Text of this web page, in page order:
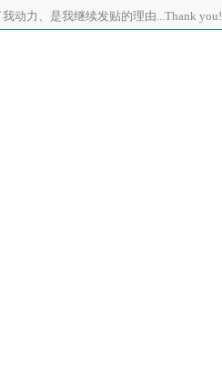
动力、是我继续发贴的理由...Thank you!